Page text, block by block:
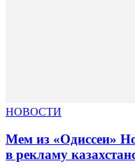
НОВОСТИ
Мем из «Одиссеи»
в рекламу